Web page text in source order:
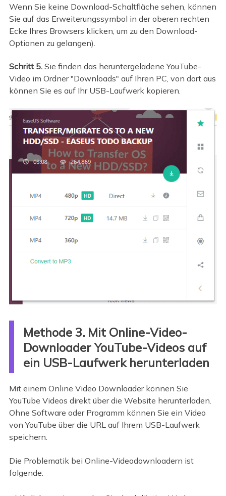
Wenn Sie keine Download-Schaltfläche sehen, können
Sie auf das Erweiterungssymbol in der oberen rechten
Ecke Ihres Browsers klicken, um zu den Download-
Optionen zu gelangen).
Schritt 5. Sie finden das heruntergeladene YouTube-
Video im Ordner "Downloads" auf Ihren PC, von dort aus
können Sie es auf Ihr USB-Laufwerk kopieren.
Methode 3. Mit Online-Video-
Downloader YouTube-Videos auf
ein USB-Laufwerk herunterladen
Mit einem Online Video Downloader können Sie
YouTube Videos direkt über die Website herunterladen.
Ohne Software oder Programm können Sie ein Video
von YouTube über die URL auf Ihrem USB-Laufwerk
speichern.
Die Problematik bei Online-Videodownloadern ist
folgende: